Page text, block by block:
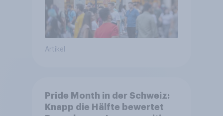
Artikel
Pride Month in der Schweiz:
Knapp die Hälfte bewertet